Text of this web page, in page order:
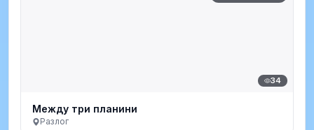
34
Между три планини
Разлог